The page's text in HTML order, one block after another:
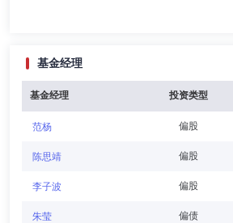
敖奇顺先生：硕士。历任普华永道会计师
人，国泰君安国际控股有限公司财务总监
持工作)、上海国泰君安证券资产管理有限
孙佳宁 董事,总经理助理,投资决策委
孙佳宁先生：1981年8月出生，硕士研究
事。
基金经理
基金经理 投资类型
范杨 偏股
陈思靖 偏股
李子波 偏股
朱莹 偏债